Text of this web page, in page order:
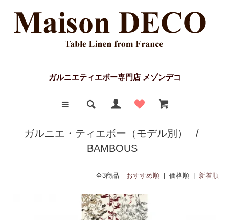
ガルニエティエボー専門店 メゾンデコ
ガルニエ・ティエボー（モデル別）
/
BAMBOUS
全3商品 おすすめ順 | 価格順 | 新着順